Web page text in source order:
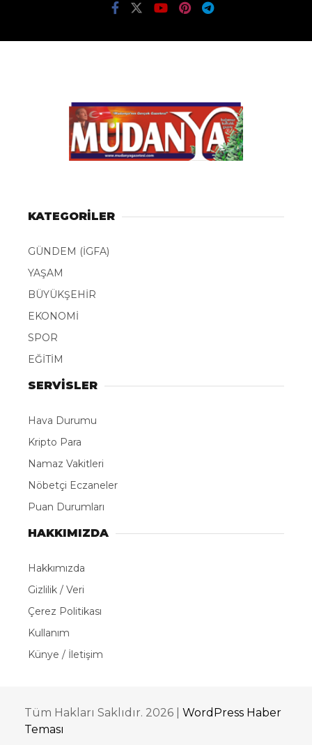
KATEGORİLER
GÜNDEM (İGFA)
YAŞAM
BÜYÜKŞEHİR
EKONOMİ
SPOR
EĞİTİM
SERVİSLER
Hava Durumu
Kripto Para
Namaz Vakitleri
Nöbetçi Eczaneler
Puan Durumları
HAKKIMIZDA
Hakkımızda
Gizlilik / Veri
Çerez Politikası
Kullanım
Künye / İletişim
Tüm Hakları Saklıdır. 2026 | WordPress Haber
Teması